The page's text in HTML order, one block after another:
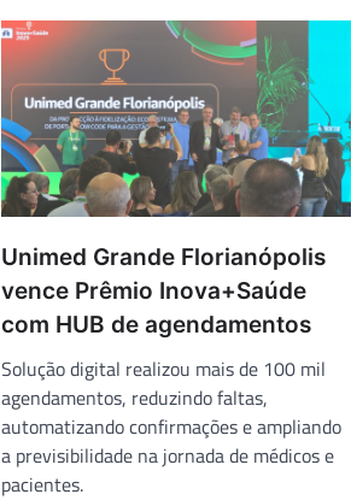
Unimed Grande Florianópolis
vence Prêmio Inova+Saúde
com HUB de agendamentos
Solução digital realizou mais de 100 mil
agendamentos, reduzindo faltas,
automatizando confirmações e ampliando
a previsibilidade na jornada de médicos e
pacientes.